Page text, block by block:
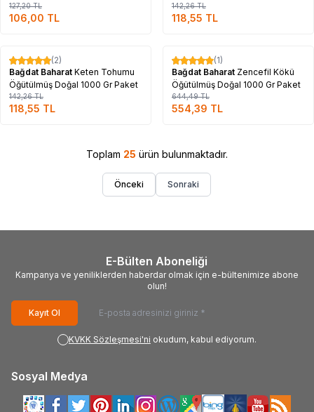
127,20TL
106,00 TL
142,26TL
118,55 TL
%17
(2)
Bağdat Baharat Keten Tohumu
Öğütülmüş Doğal 1000 Gr Paket
142,26TL
118,55 TL
%14
(1)
Bağdat Baharat Zencefil Kökü
Öğütülmüş Doğal 1000 Gr Paket
644,49TL
554,39 TL
Toplam 25 ürün bulunmaktadır.
Önceki Sonraki
E-Bülten Aboneliği
Kampanya ve yeniliklerden haberdar olmak için e-bültenimize abone
olun!
Kayıt Ol
KVKK Sözleşmesi'ni okudum, kabul ediyorum.
Sosyal Medya